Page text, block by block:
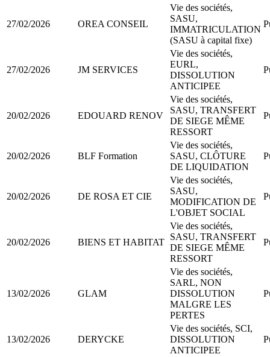
27/02/2026 OREA CONSEIL
Vie des sociétés,
SASU,
IMMATRICULATION
(SASU à capital fixe)
27/02/2026 JM SERVICES
Vie des sociétés,
EURL,
DISSOLUTION
ANTICIPEE
20/02/2026 EDOUARD RENOV
Vie des sociétés,
SASU, TRANSFERT
DE SIEGE MÊME
RESSORT
20/02/2026 BLF Formation
Vie des sociétés,
SASU, CLÔTURE
DE LIQUIDATION
20/02/2026 DE ROSA ET CIE
Vie des sociétés,
SASU,
MODIFICATION DE
L'OBJET SOCIAL
20/02/2026 BIENS ET HABITAT
Vie des sociétés,
SASU, TRANSFERT
DE SIEGE MÊME
RESSORT
13/02/2026 GLAM
Vie des sociétés,
SARL, NON
DISSOLUTION
MALGRE LES
PERTES
13/02/2026 DERYCKE
Vie des sociétés, SCI,
DISSOLUTION
ANTICIPEE